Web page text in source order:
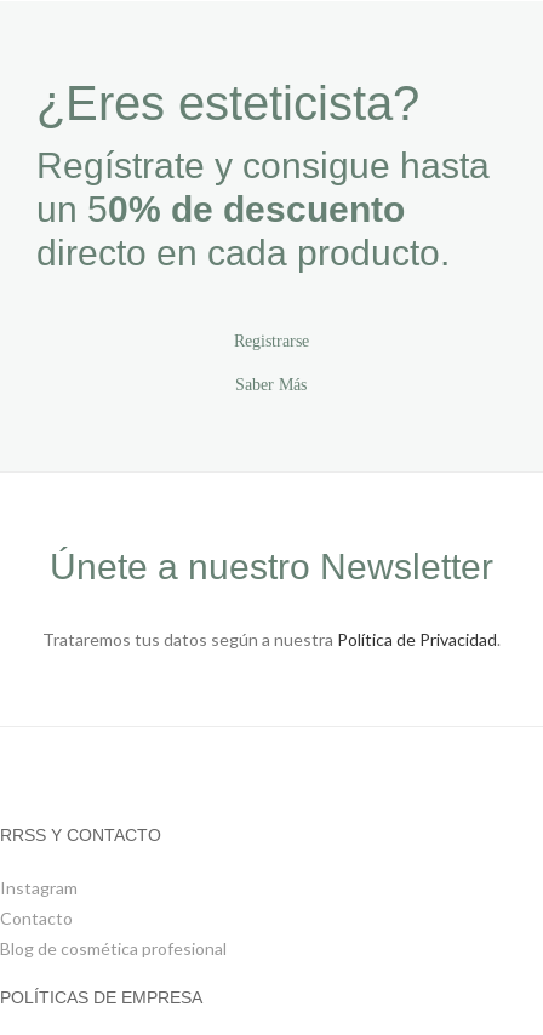
¿Eres esteticista?
Regístrate y consigue hasta
un 50% de descuento
directo en cada producto.
Registrarse
Saber Más
Únete a nuestro Newsletter
Trataremos tus datos según a nuestra Política de Privacidad.
RRSS Y CONTACTO
Instagram
Contacto
Blog de cosmética profesional
POLÍTICAS DE EMPRESA